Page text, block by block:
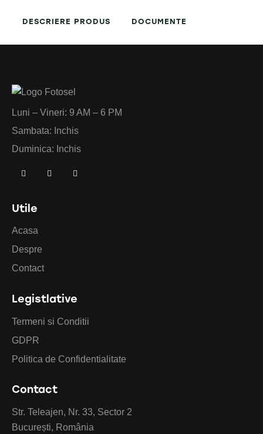
DESCRIERE PRODUS DOCUMENTE
Luni – Vineri: 9 AM – 6 PM
Sambata: Inchis
Duminica: Inchis
Utile
Acasa
Despre
Contact
Legistlative
Termeni si Conditii
GDPR
Politica de Confidentialitate
Contact
Str. Teleajen, Nr. 33, Sector 2
București, România